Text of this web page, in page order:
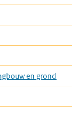
en grond